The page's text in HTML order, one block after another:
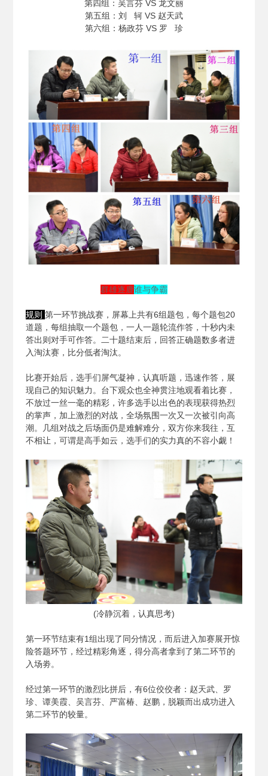
第四组：吴言芬 VS 龙文丽
第五组：刘 轲 VS 赵天武
第六组：杨政芬 VS 罗 珍
群雄逐鹿谁与争霸
规则 第一环节挑战赛，屏幕上共有6组题包，每个题包20
道题，每组抽取一个题包，一人一题轮流作答，十秒内未
答出则对手可作答。二十题结束后，回答正确题数多者进
入淘汰赛，比分低者淘汰。
比赛开始后，选手们屏气凝神，认真听题，迅速作答，展
现自己的知识魅力。台下观众也全神贯注地观看着比赛，
不放过一丝一毫的精彩，许多选手以出色的表现获得热烈
的掌声，加上激烈的对战，全场氛围一次又一次被引向高
潮。几组对战之后场面仍是难解难分，双方你来我往，互
不相让，可谓是高手如云，选手们的实力真的不容小觑！
(冷静沉着，认真思考)
第一环节结束有1组出现了同分情况，而后进入加赛展开惊
险答题环节，经过精彩角逐，得分高者拿到了第二环节的
入场劵。
经过第一环节的激烈比拼后，有6位佼佼者：赵天武、罗
珍、谭美霞、吴言芬、严富椿、赵鹏，脱颖而出成功进入
第二环节的较量。